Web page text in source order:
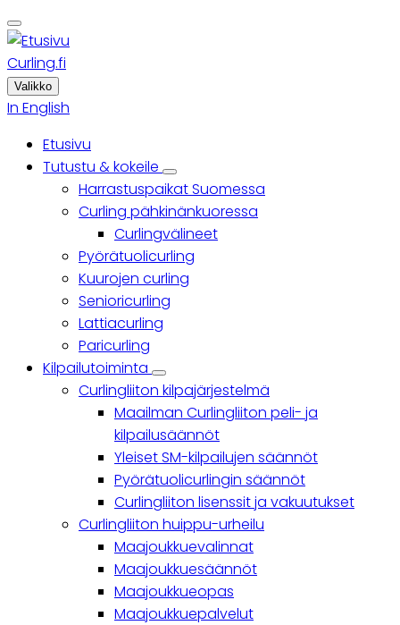
to
main
content
Curling.fi
Valikko
In English
Päävalikko
Etusivu
Tutustu & kokeile
Tutustu
&
kokeile
sub-
navigation
Harrastuspaikat Suomessa
Curling pähkinänkuoressa
Curlingvälineet
Pyörätuolicurling
Kuurojen curling
Senioricurling
Lattiacurling
Paricurling
Kilpailutoiminta
Kilpailutoiminta
sub-
navigation
Curlingliiton kilpajärjestelmä
Maailman Curlingliiton peli- ja
kilpailusäännöt
Yleiset SM-kilpailujen säännöt
Pyörätuolicurlingin säännöt
Curlingliiton lisenssit ja vakuutukset
Curlingliiton huippu-urheilu
Maajoukkuevalinnat
Maajoukkuesäännöt
Maajoukkueopas
Maajoukkuepalvelut